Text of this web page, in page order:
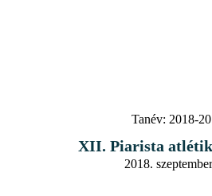
Tanév: 2018-
XII. Piarista
2018.